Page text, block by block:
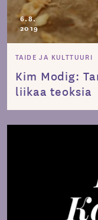
6.8.
2019
TAIDE JA KULTTUURI
Kim Modig:
liikaa teoksia